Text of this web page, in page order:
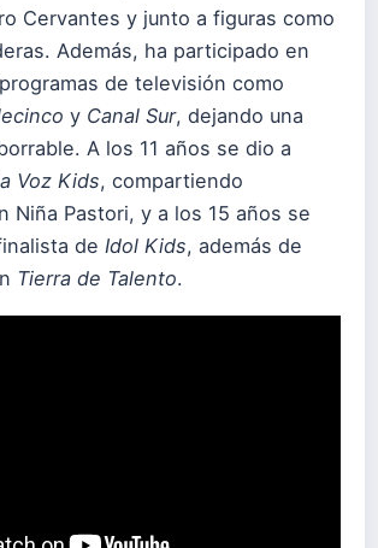
Cervantes y junto a figuras como
Además, ha participado en
de televisión como
y Canal Sur, dejando una
A los 11 años se dio a
Voz Kids, compartiendo
Niña Pastori, y a los 15 años se
de Idol Kids, además de
Tierra de Talento.